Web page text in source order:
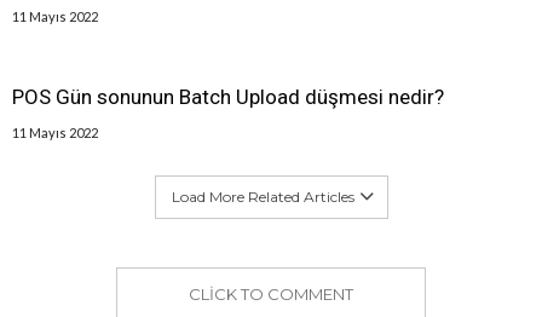
11 Mayıs 2022
POS Gün sonunun Batch Upload düşmesi nedir?
11 Mayıs 2022
Load More Related Articles
CLICK TO COMMENT